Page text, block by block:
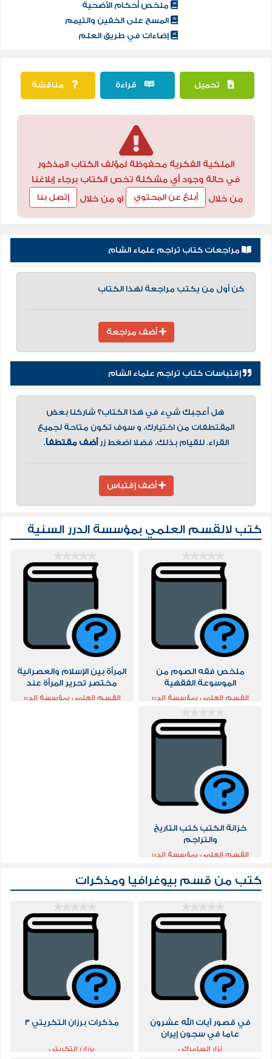
ملخص أحكام الأضحية
المسح على الخفين والتيمم
إضاءات في طريق العلم
تحميل قراءة مناقشة
الملكية الفكرية محفوظة لمؤلف الكتاب المذكور
في حالة وجود أي مشكلة تخص الكتاب برجاء إبلاغنا
من خلال
أبلغ عن المحتوي او من خلال إتصل بنا
مراجعات كتاب تراجم علماء الشام
كن أول من يكتب مراجعة لهذا الكتاب
أضف مراجعة
إقتباسات كتاب تراجم علماء الشام
هل أعجبك شيء في هذا الكتاب؟ شاركنا بعض
المقتطفات من اختيارك، و سوف تكون متاحة لجميع
القراء. للقيام بذلك، فضلا اضغط زرأضف مقتطفاً.
أضف إقتباس
كتب لالقسم العلمي بمؤسسة الدرر السنية
ملخص فقه الصوم من
الموسوعة الفقهية
القسم العلمي بمؤسسة الدرر
السنية
المرأة بين الإسلام والعصرانية
مختصر تحرير المرأة عند
العصرانيين للدكتور عادل بن
القسم العلمي بمؤسسة الدرر
خزانة الكتب كتب التاريخ
والتراجم
القسم العلمي بمؤسسة الدرر
كتب من قسم بيوغرافيا ومذكرات
في قصور آيات الله عشرون
عاما في سجون إيران
نزار السامرائي
‫مذكرات برزان التكريتي‬ 3
برزان التكريتي